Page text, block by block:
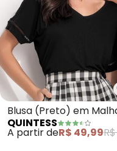
Blusa (Preto) em
de Viscose
QUINTESS
A partir deR$ 49,99